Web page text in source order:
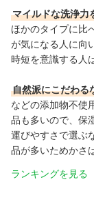
マイルドな洗浄力
ほかのタイプに比
が気になる人に向
時短を意識する人
自然派にこだわる
などの添加物不使
品も多いので、保
運びやすさで選ぶ
品が多いためかさ
ランキングを見る